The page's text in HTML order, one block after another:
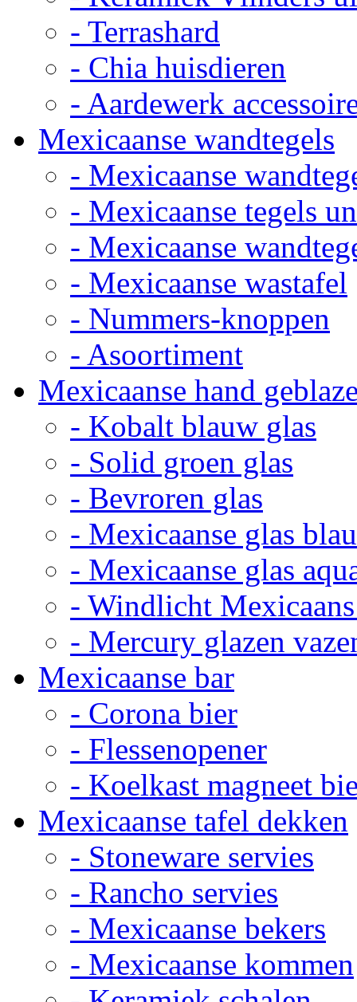
- Terrashard
- Chia huisdieren
- Aardewerk
Mexicaanse wandtegels
- Mexicaanse
- Mexicaanse tegels
- Mexicaanse
- Mexicaanse wastafel
- Nummers-knoppen
- Asoortiment
Mexicaanse hand
- Kobalt blauw glas
- Solid groen glas
- Bevroren glas
- Mexicaanse glas
- Mexicaanse glas
- Windlicht
- Mercury glazen
Mexicaanse bar
- Corona bier
- Flessenopener
- Koelkast magneet
Mexicaanse tafel dekken
- Stoneware servies
- Rancho servies
- Mexicaanse bekers
- Mexicaanse kommen